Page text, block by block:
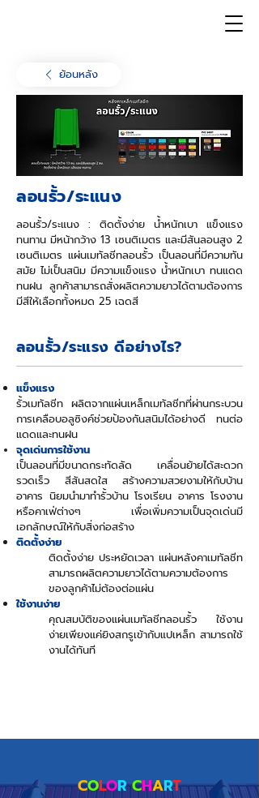
ย้อนหลัง
ลอนรั้ว/ระแนง
ลอนรั้ว/ระแนง : ติดตั้งง่าย น้ำหนักเบา แข็งแรง
ทนทาน มีหน้ากว้าง 13 เซนติเมตร และมีสันลอนสูง 2
เซนติเมตร แผ่นเมทัลชีทลอนรั้ว เป็นลอนที่มีความทัน
สมัย ไม่เป็นสนิม มีความแข็งแรง น้ำหนักเบา ทนแดด
ทนฝน ลูกค้าสามารถสั่งผลิตความยาวได้ตามต้องการ
มีสีให้เลือกทั้งหมด 25 เฉดสี
ลอนรั้ว/ระแรง ดีอย่างไร?
แข็งแรง
รั้วเมทัลชีท ผลิตจากแผ่นเหล็กเมทัลชีทที่ผ่านกระบวน
การเคลือบอลูซิงค์ช่วยป้องกันสนิมได้อย่างดี ทนต่อ
แดดและทนฝน
จุดเด่นการใช้งาน
เป็นลอนที่มีขนาดกระทัดลัด เคลื่อนย้ายได้สะดวก
รวดเร็ว สีสันสดใส สร้างความสวยงามให้กับบ้าน
อาคาร นิยมนำมาทำรั้วบ้าน โรงเรียน อาคาร โรงงาน
หรือคาเฟ่ต่างๆ เพื่อเพิ่มความเป็นจุดเด่นมี
เอกลักษณ์ให้กับสิ่งก่อสร้าง
ติดตั้งง่าย
ติดตั้งง่าย ประหยัดเวลา แผ่นหลังคาเมทัลชีท
สามารถผลิตความยาวได้ตามความต้องการ
ของลูกค้าไม่ต้องต่อแผ่น
ใช้งานง่าย
คุณสมบัติของแผ่นเมทัลชีทลอนรั้ว ใช้งาน
ง่ายเพียงแค่ยิงสกรูเข้ากับแปเหล็ก สามารถใช้
งานได้ทันที
COLOR CHART